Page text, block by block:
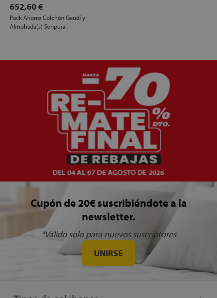
652,60 €
Pack Ahorro Colchón Gaudí y
Almohada(s) Sonpura
Cupón de 20€ suscribiéndote a la
newsletter.
*Válido solo para nuevos suscriptores
UNIRSE